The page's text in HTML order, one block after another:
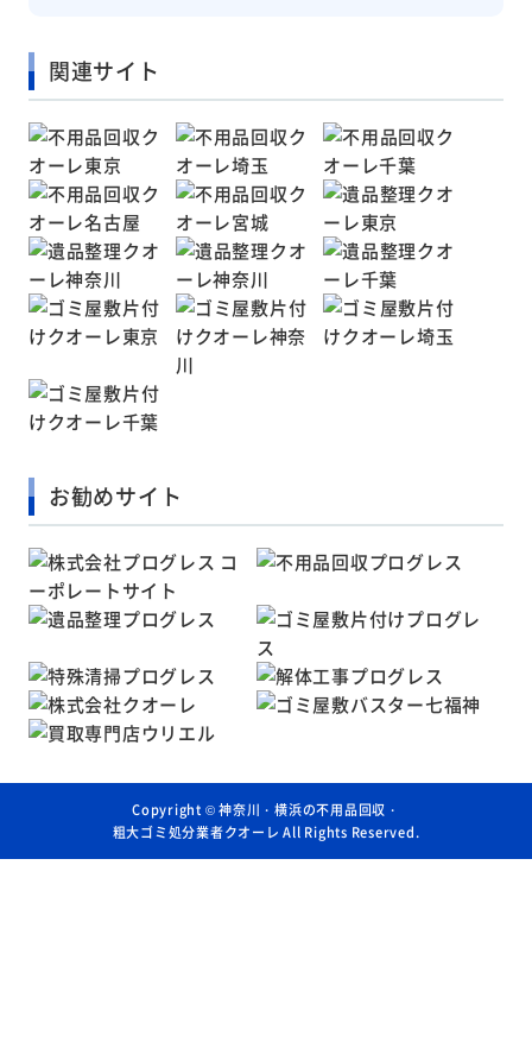
関連サイト
お勧めサイト
Copyright ©神奈川・横浜の不用品回収・
粗大ゴミ処分業者クオーレ All Rights Reserved.